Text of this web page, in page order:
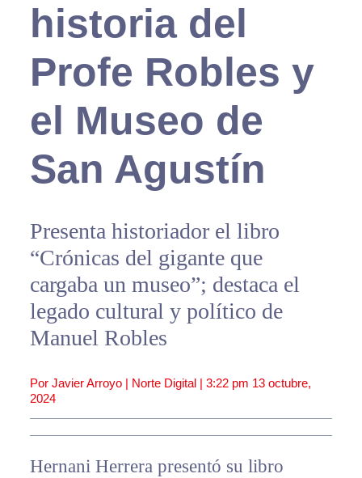
historia del
Profe Robles y
el Museo de
San Agustín
Presenta historiador el libro
“Crónicas del gigante que
cargaba un museo”; destaca el
legado cultural y político de
Manuel Robles
Por Javier Arroyo | Norte Digital | 3:22 pm 13 octubre,
2024
Hernani Herrera presentó su libro